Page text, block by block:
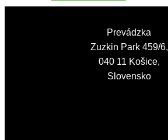
Prevádzka
Zuzkin Park 459/6,
040 11 Košice,
Slovensko